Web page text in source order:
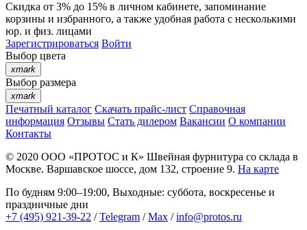
Скидка от 3% до 15% в личном кабинете, запоминание
корзины и избранного, а также удобная работа с несколькими
юр. и физ. лицами
Зарегистрироваться Войти
Выбор цвета
xmark
Выбор размера
xmark
Печатный каталог Скачать прайс-лист Справочная
информация Отзывы Стать дилером Вакансии О компании
Контакты
© 2020 ООО «ПРОТОС и К» Швейная фурнитура со склада в
Москве. Варшавское шоссе, дом 132, строение 9. На карте
По будням 9:00–19:00, Выходные: суббота, воскресенье и
праздничные дни
+7 (495) 921-39-22 /Telegram /Max /info@protos.ru